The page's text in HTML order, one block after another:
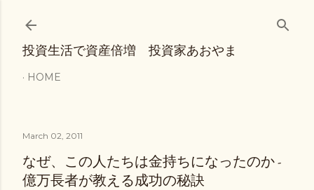
投資生活で資産倍増 投資家あおやま
HOME
March 02, 2011
なぜ、この人たちは金持ちになったのか -
億万長者が教える成功の秘訣